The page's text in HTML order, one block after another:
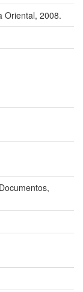
Oriental, 2008.